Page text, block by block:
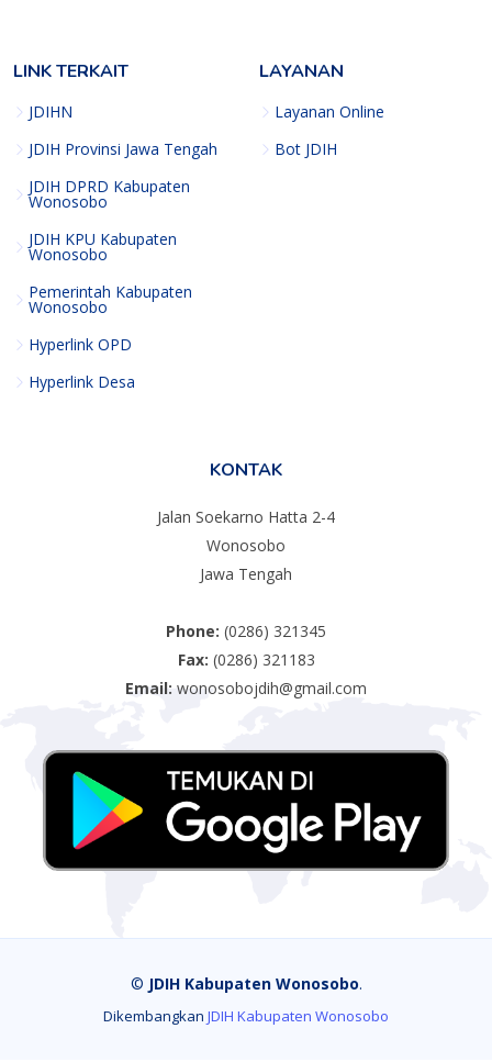
LINK TERKAIT
JDIHN
JDIH Provinsi Jawa Tengah
JDIH DPRD Kabupaten
Wonosobo
JDIH KPU Kabupaten
Wonosobo
Pemerintah Kabupaten
Wonosobo
Hyperlink OPD
Hyperlink Desa
LAYANAN
Layanan Online
Bot JDIH
KONTAK
Jalan Soekarno Hatta 2-4
Wonosobo
Jawa Tengah
Phone: (0286) 321345
Fax: (0286) 321183
Email: wonosobojdih@gmail.com
© JDIH Kabupaten Wonosobo.
Dikembangkan JDIH Kabupaten Wonosobo